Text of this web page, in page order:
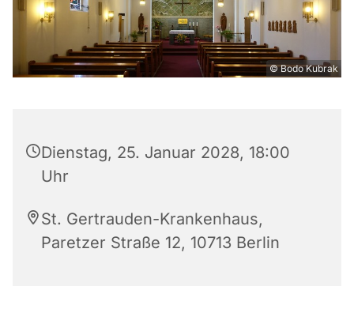
© Bodo Kubrak
Dienstag, 25. Januar 2028, 18:00
Uhr
St. Gertrauden-Krankenhaus,
Paretzer Straße 12, 10713 Berlin